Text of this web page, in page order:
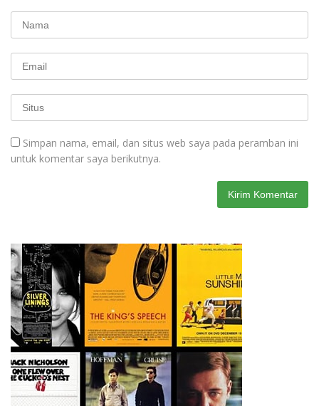
Simpan nama, email, dan situs web saya pada peramban ini
untuk komentar saya berikutnya.